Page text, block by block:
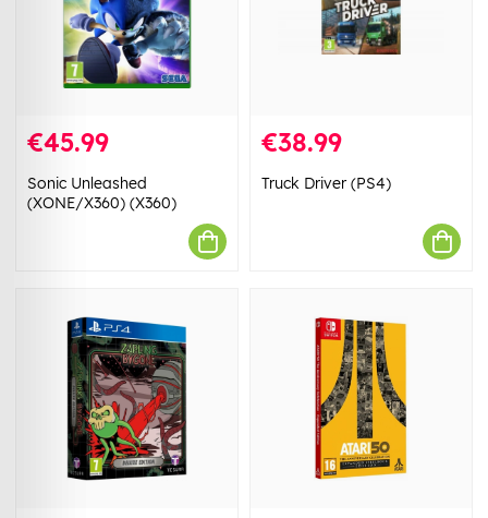
€45.99
Sonic Unleashed
(XONE/X360) (X360)
€38.99
Truck Driver (PS4)